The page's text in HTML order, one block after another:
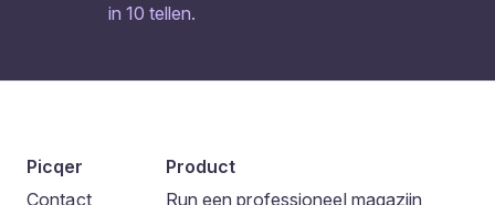
in 10 tellen.
Picqer
Contact
Product
Run een professioneel magazijn